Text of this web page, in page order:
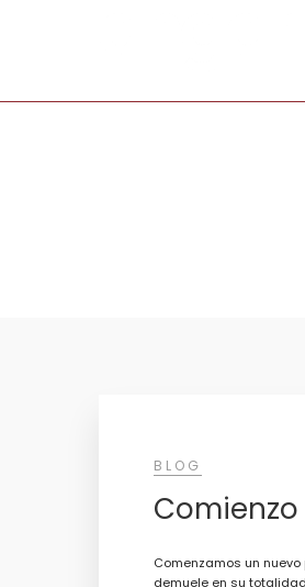
BLOG
Comenzamos un
demuele en su